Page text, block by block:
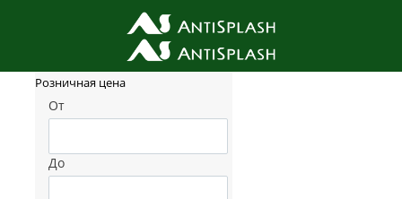
Фильтр товаров
Розничная цена
От
До